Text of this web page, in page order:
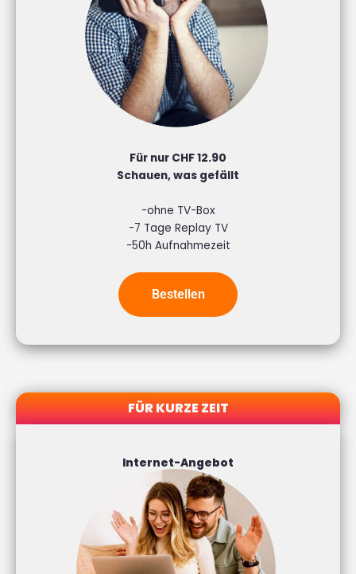
Für nur CHF 12.90
Schauen, was gefällt
-ohne TV-Box
-7 Tage Replay TV
-50h Aufnahmezeit
Bestellen
FÜR KURZE ZEIT
Internet-Angebot